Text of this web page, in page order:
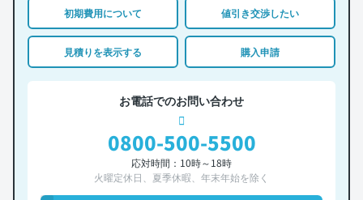
初期費用について 値引き交渉したい
見積りを表示する 購入申請
お電話でのお問い合わせ
0800-500-5500
応対時間：10時～18時
火曜定休日、夏季休暇、年末年始を除く